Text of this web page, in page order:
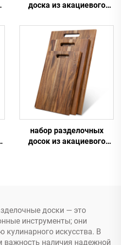
доска из акациевого
диаметром 10"
набор разделочных
досок из акациевого
доски — это
инструменты; они
искусства. В
важность наличия надежной